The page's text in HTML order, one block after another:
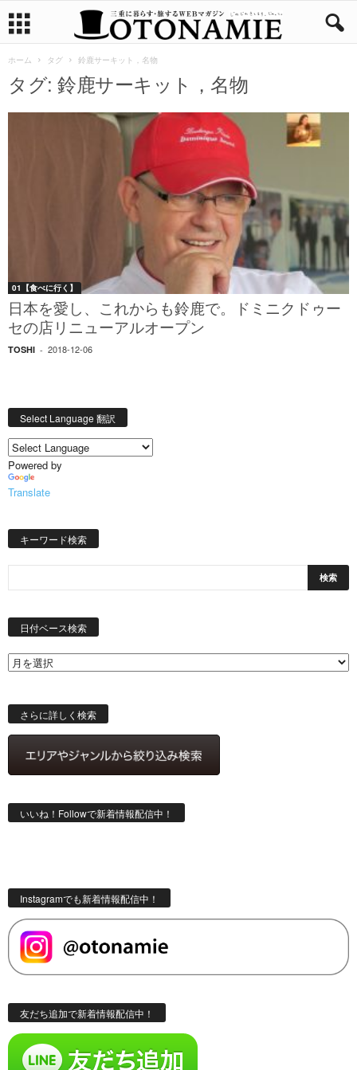
ホーム タグ 鈴鹿サーキット，名物
タグ: 鈴鹿サーキット，名物
01【食べに行く】
日本を愛し、これからも鈴鹿で。ドミニクドゥー
セの店リニューアルオープン
TOSHI - 2018-12-06
Select Language 翻訳
Powered by
Translate
キーワード検索
日付ベース検索
さらに詳しく検索
いいね！Followで新着情報配信中！
Instagramでも新着情報配信中！
友だち追加で新着情報配信中！